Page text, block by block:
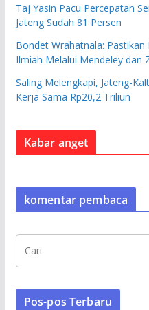
Taj Yasin Pacu Percepatan
Jateng Sudah 81 Persen
Bondet Wrahatnala:
Ilmiah Melalui Mendeley dan
Saling Melengkapi, Jateng-
Kerja Sama Rp20,2 Triliun
Kabar anget
komentar pembaca
Pos-pos Terbaru